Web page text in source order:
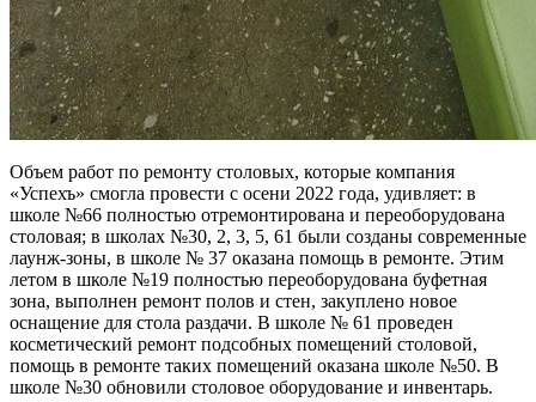
Объем работ по ремонту столовых, которые компания
«Успехъ» смогла провести с осени 2022 года, удивляет: в
школе №66 полностью отремонтирована и переоборудована
столовая; в школах №30, 2, 3, 5, 61 были созданы современные
лаунж-зоны, в школе № 37 оказана помощь в ремонте. Этим
летом в школе №19 полностью переоборудована буфетная
зона, выполнен ремонт полов и стен, закуплено новое
оснащение для стола раздачи. В школе № 61 проведен
косметический ремонт подсобных помещений столовой,
помощь в ремонте таких помещений оказана школе №50. В
школе №30 обновили столовое оборудование и инвентарь.